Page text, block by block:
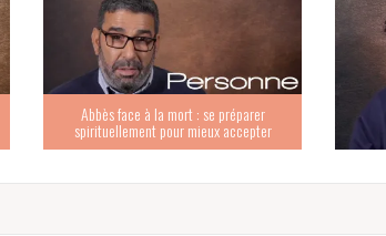
Abbès face à la mort : se préparer
spirituellement pour mieux accepter